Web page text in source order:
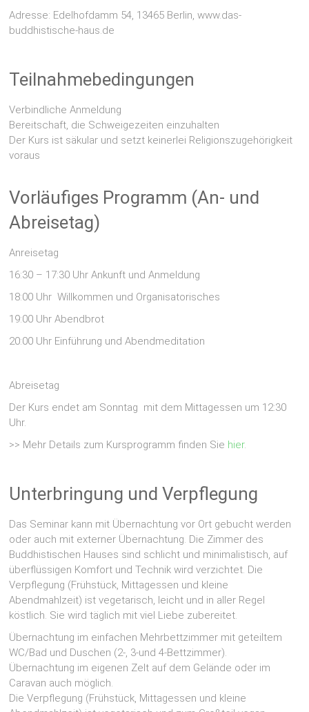
Adresse: Edelhofdamm 54, 13465 Berlin, www.das-
buddhistische-haus.de
Teilnahmebedingungen
Verbindliche Anmeldung
Bereitschaft, die Schweigezeiten einzuhalten
Der Kurs ist säkular und setzt keinerlei Religionszugehörigkeit
voraus
Vorläufiges Programm (An- und
Abreisetag)
Anreisetag
16:30 – 17:30 Uhr Ankunft und Anmeldung
18:00 Uhr Willkommen und Organisatorisches
19:00 Uhr Abendbrot
20:00 Uhr Einführung und Abendmeditation
Abreisetag
Der Kurs endet am Sonntag mit dem Mittagessen um 12:30
Uhr.
>> Mehr Details zum Kursprogramm finden Sie hier.
Unterbringung und Verpflegung
Das Seminar kann mit Übernachtung vor Ort gebucht werden
oder auch mit externer Übernachtung. Die Zimmer des
Buddhistischen Hauses sind schlicht und minimalistisch, auf
überflüssigen Komfort und Technik wird verzichtet. Die
Verpflegung (Frühstück, Mittagessen und kleine
Abendmahlzeit) ist vegetarisch, leicht und in aller Regel
köstlich. Sie wird täglich mit viel Liebe zubereitet.
Übernachtung im einfachen Mehrbettzimmer mit geteiltem
WC/Bad und Duschen (2-, 3-und 4-Bettzimmer).
Übernachtung im eigenen Zelt auf dem Gelände oder im
Caravan auch möglich.
Die Verpflegung (Frühstück, Mittagessen und kleine